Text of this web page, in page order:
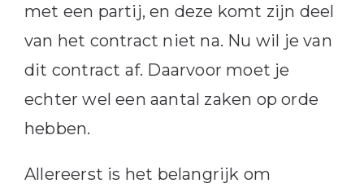
met een partij, en deze komt zijn deel
van het contract niet na. Nu wil je van
dit contract af. Daarvoor moet je
echter wel een aantal zaken op orde
hebben.
Allereerst is het belangrijk om